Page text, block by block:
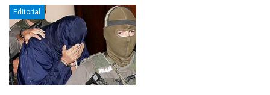
Editorial